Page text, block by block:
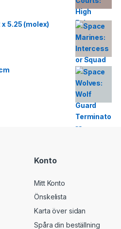
5.25 (molex)
Konto
Mitt Konto
Önskelista
Karta över sidan
Spåra din beställning